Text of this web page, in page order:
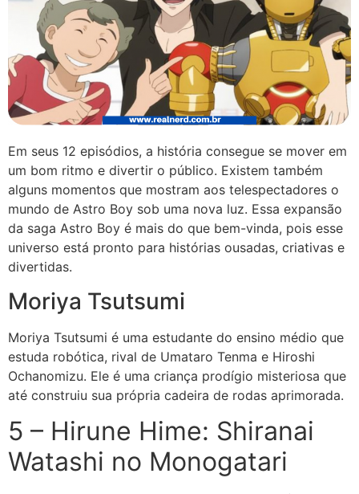
Em seus 12 episódios, a história consegue se mover em
um bom ritmo e divertir o público. Existem também
alguns momentos que mostram aos telespectadores o
mundo de Astro Boy sob uma nova luz. Essa expansão
da saga Astro Boy é mais do que bem-vinda, pois esse
universo está pronto para histórias ousadas, criativas e
divertidas.
Moriya Tsutsumi
Moriya Tsutsumi é uma estudante do ensino médio que
estuda robótica, rival de Umataro Tenma e Hiroshi
Ochanomizu. Ele é uma criança prodígio misteriosa que
até construiu sua própria cadeira de rodas aprimorada.
5 – Hirune Hime: Shiranai
Watashi no Monogatari